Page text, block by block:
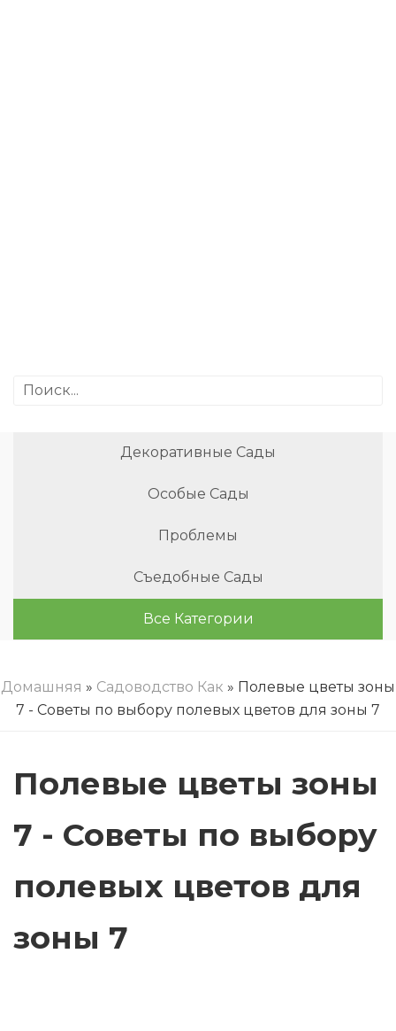
Декоративные Сады
Особые Сады
Проблемы
Съедобные Сады
Все Категории
Домашняя » Садоводство Как » Полевые цветы зоны
7 - Советы по выбору полевых цветов для зоны 7
Полевые цветы зоны
7 - Советы по выбору
полевых цветов для
зоны 7